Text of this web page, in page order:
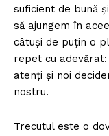
suficient de bună
să ajungem în
câtuși de puțin o
repet cu
atenți și noi
nostru.
Trecutul este o